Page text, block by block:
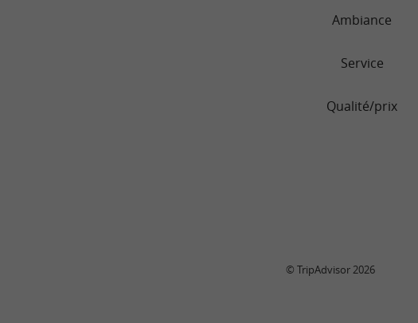
Ambiance
Service
Qualité/prix
© TripAdvisor 2026